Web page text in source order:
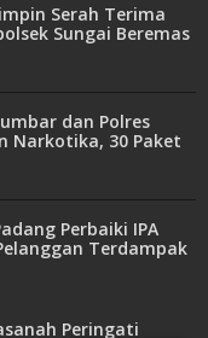
Serah Terima
Sungai Beremas
dan Polres
Narkotika, 30 Paket
Perbaiki IPA
Terdampak
Peringati